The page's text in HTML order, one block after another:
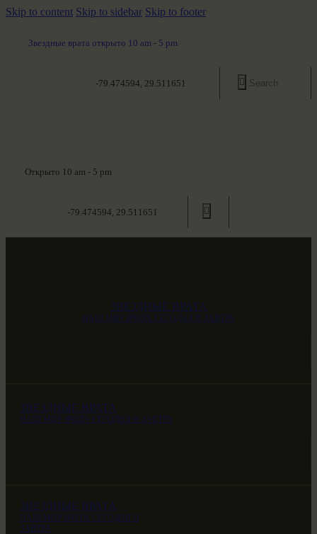
Skip to content Skip to sidebar Skip to footer
Звездные врата открыто 10 am - 5 pm
-79.474594, 29.511651
Открыто 10 am - 5 pm
-79.474594, 29.511651
ЗВЕЗДНЫЕ ВРАТА
НАШ МИР ВЧЕРА СЕГОДНЯ И ЗАВТРА
ЗВЕЗДНЫЕ ВРАТА
НАШ МИР ВЧЕРА СЕГОДНЯ И ЗАВТРА
ЗВЕЗДНЫЕ ВРАТА
НАШ МИР ВЧЕРА СЕГОДНЯ И
ЗАВТРА